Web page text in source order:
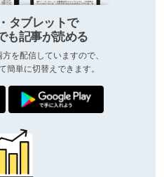
タブレットで
も記事が読める
を配信していますので、
簡単に切替えできます。